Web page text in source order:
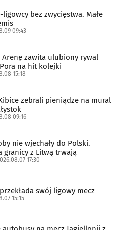
ligowcy bez zwycięstwa. Małe
09:43
Arenę zawita ulubiony rywal
na hit kolejki
15:18
zebrali pieniądze na mural
09:16
nie wjechały do Polski.
granicy z Litwą trwają
17:30
swój ligowy mecz
15:15